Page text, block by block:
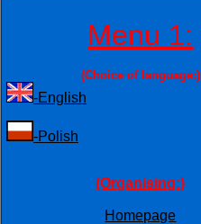
Menu 1:
(Choice of language:)
-English
-Polish
(Organising:)
Homepage